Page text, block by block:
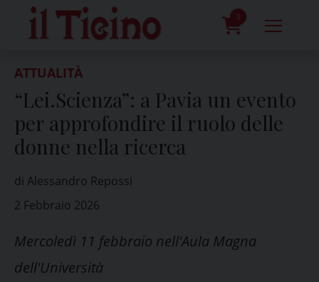
content
0
ATTUALITÀ
“Lei.Scienza”: a Pavia un evento
per approfondire il ruolo delle
donne nella ricerca
di Alessandro Repossi
2 Febbraio 2026
Mercoledì 11 febbraio nell'Aula Magna
dell'Università